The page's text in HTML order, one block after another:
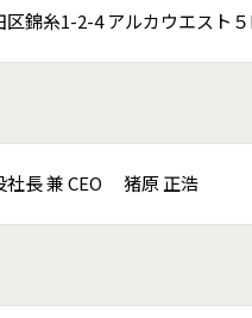
区錦糸1-2-4 アルカウエスト
社長 兼 CEO 猪原 正浩